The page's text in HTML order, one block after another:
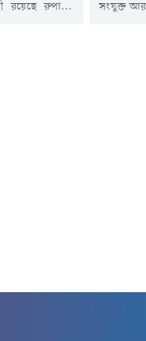
রয়েছে রুপাসহ
সংযুক্ত